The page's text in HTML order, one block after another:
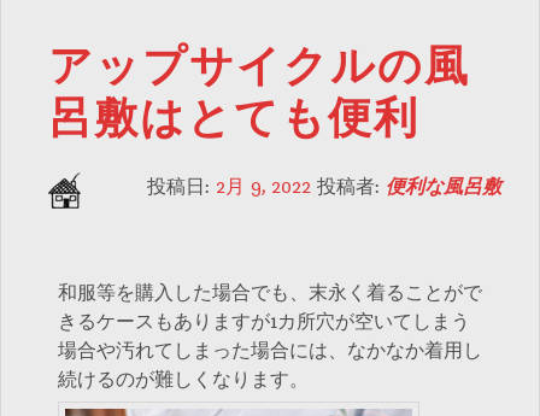
アップサイクルの風
呂敷はとても便利
投稿日: 2月 9, 2022 投稿者: 便利な風呂敷
和服等を購入した場合でも、末永く着ることがで
きるケースもありますが1カ所穴が空いてしまう
場合や汚れてしまった場合には、なかなか着用し
続けるのが難しくなります。